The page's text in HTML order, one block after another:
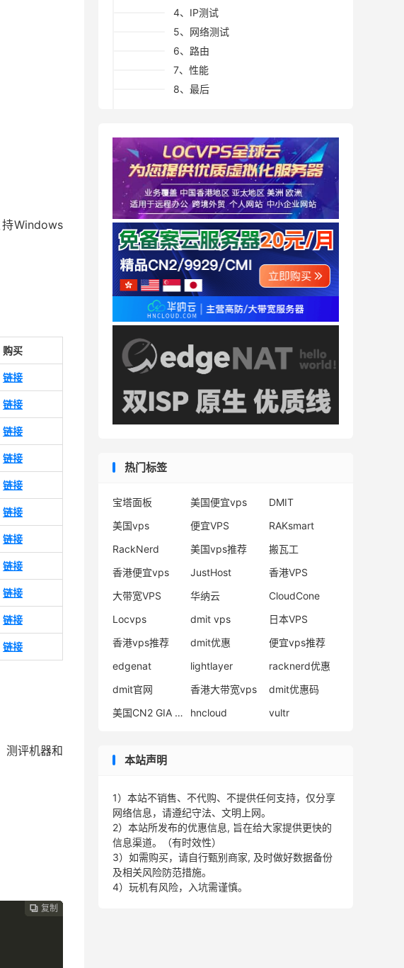
Windows
购买
链接
链接
链接
链接
链接
链接
链接
链接
链接
链接
链接
测评机器和
 复制
 复制
 复制
 复制
 复制
 复制
 复制
 复制
 复制
 复制
 复制
 复制
4、IP测试
5、网络测试
6、路由
7、性能
8、最后
热门标签
宝塔面板 美国便宜vps
DMIT
美国vps
便宜VPS
RAKsmart
RackNerd
美国vps推荐
搬瓦工
香港便宜vps
JustHost
香港VPS
大带宽VPS
华纳云
CloudCone
Locvps
dmit vps
日本VPS
香港vps推荐
dmit优惠
便宜vps推荐
edgenat
lightlayer
racknerd优惠
dmit官网
香港大带宽vps
dmit优惠码
美国CN2 GIA VPS
hncloud vultr
本站声明
1）本站不销售、不代购、不提供任何支持，仅分享
网络信息，请遵纪守法、文明上网。
2）本站所发布的优惠信息, 旨在给大家提供更快的
信息渠道。（有时效性）
3）如需购买，请自行甄别商家, 及时做好数据备份
及相关风险防范措施。
4）玩机有风险，入坑需谨慎。